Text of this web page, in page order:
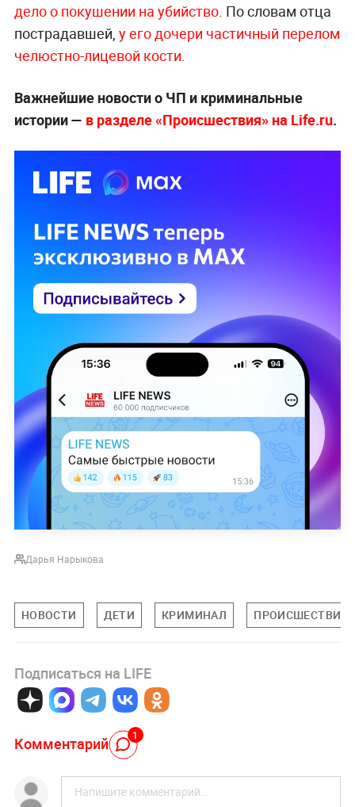
дело о покушении на убийство. По словам отца
пострадавшей, у его дочери частичный перелом
челюстно-лицевой кости
Важнейшие новости о ЧП и криминальные
истории — в разделе «Происшествия» на Life.ru.
Дарья Нарыкова
НОВОСТИ ДЕТИ КРИМИНАЛ ПРОИСШЕСТВИЯ
Подписаться на LIFE
Комментарий 1